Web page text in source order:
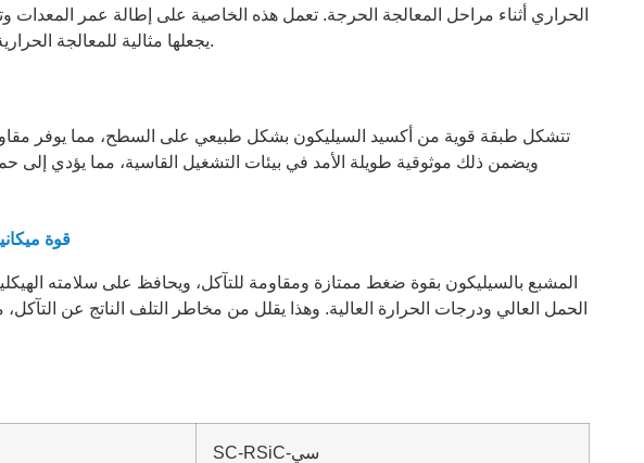
الحراري أثناء مراحل المعالجة الحرجة. تعمل هذه الخاصية على إطالة عمر المعدات
يجعلها مثالية للمعالجة الحرارية ذات درجات الحرارة العالية.
تتشكل طبقة قوية من أكسيد السيليكون بشكل طبيعي على السطح، مما يوفر
ويضمن ذلك موثوقية طويلة الأمد في بيئات التشغيل القاسية، مما يؤدي إلى
قوة
الحمل العالي ودرجات الحرارة العالية. وهذا يقلل من مخاطر التلف الناتج عن التآكل،